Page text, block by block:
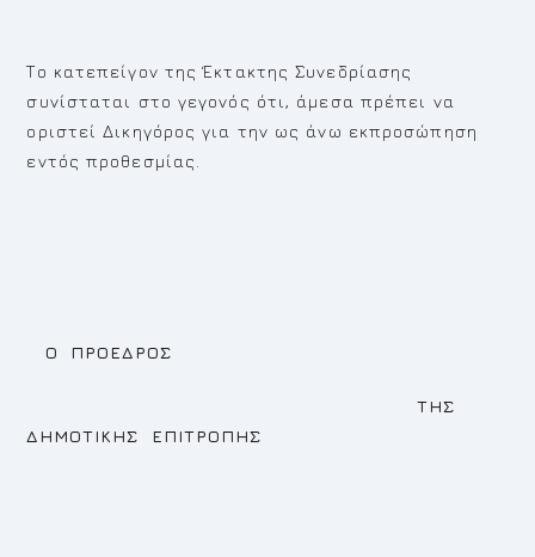
Το κατεπείγον της Έκτακτης Συνεδρίασης
συνίσταται στο γεγονός ότι, άμεσα πρέπει να
οριστεί Δικηγόρος για την ως άνω εκπροσώπηση
εντός προθεσμίας.
Ο ΠΡΟΕΔΡΟΣ
ΤΗΣ
ΔΗΜΟΤΙΚΗΣ ΕΠΙΤΡΟΠΗΣ